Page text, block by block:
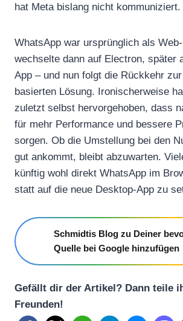
hat Meta bislang nicht kommuniziert.
WhatsApp war ursprünglich als
wechselte dann auf Electron, später
App – und nun folgt die Rückkehr
basierten Lösung. Ironischerweise
zuletzt selbst hervorgehoben, dass
für mehr Performance und bessere
sorgen. Ob die Umstellung bei den
gut ankommt, bleibt abzuwarten.
künftig wohl direkt WhatsApp im
statt auf die neue Desktop-App zu
Schmidtis Blog zu Deiner
Quelle bei Google hinzufügen
Gefällt dir der Artikel? Dann teile
Freunden!